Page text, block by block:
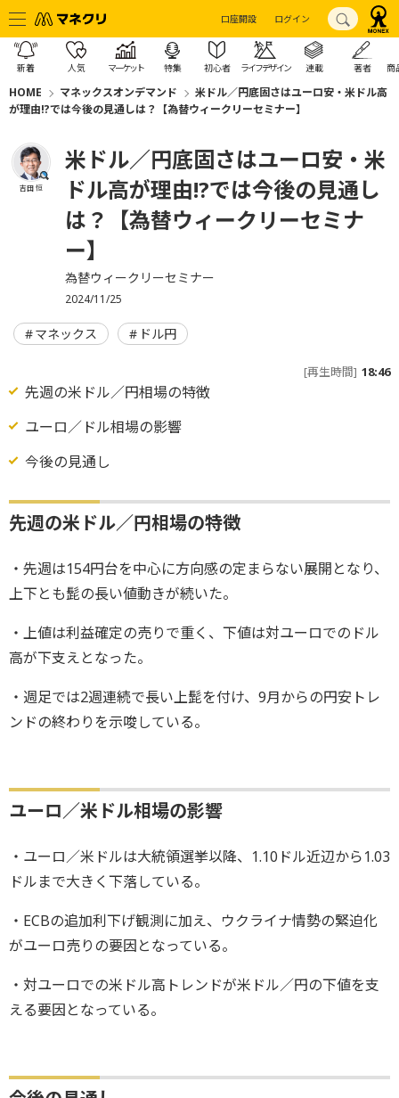
口座開設 ログイン
新着 人気 マーケット 特集 初心者 ライフデザイン 連載 著者 商
HOME マネックスオンデマンド
米ドル／円底固さはユーロ安・米ドル高
が理由!?では今後の見通しは？【為替ウィークリーセミナー】
吉田 恒
米ドル／円底固さはユーロ安・米
ドル高が理由!?では今後の見通し
は？【為替ウィークリーセミナ
ー】
為替ウィークリーセミナー
2024/11/25
マネックス ドル円
[再生時間] 18:46
先週の米ドル／円相場の特徴
ユーロ／ドル相場の影響
今後の見通し
先週の米ドル／円相場の特徴
・先週は154円台を中心に方向感の定まらない展開となり、
上下とも髭の長い値動きが続いた。
・上値は利益確定の売りで重く、下値は対ユーロでのドル
高が下支えとなった。
・週足では2週連続で長い上髭を付け、9月からの円安トレ
ンドの終わりを示唆している。
ユーロ／米ドル相場の影響
・ユーロ／米ドルは大統領選挙以降、1.10ドル近辺から1.03
ドルまで大きく下落している。
・ECBの追加利下げ観測に加え、ウクライナ情勢の緊迫化
がユーロ売りの要因となっている。
・対ユーロでの米ドル高トレンドが米ドル／円の下値を支
える要因となっている。